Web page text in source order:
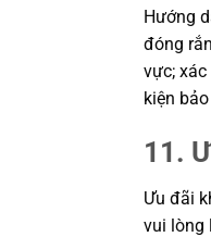
Hướng
đóng
vực;
kiện
11.
Ưu đãi
vui lòng